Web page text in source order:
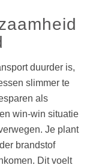
duurder is,
slimmer te
als
win-win situatie
Je plant
brandstof
Dit voelt